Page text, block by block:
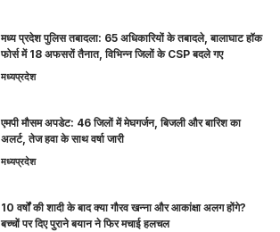
मध्य प्रदेश पुलिस तबादला: 65 अधिकारियों के तबादले, बालाघाट हॉक
फोर्स में 18 अफसरों तैनात, विभिन्न जिलों के CSP बदले गए
मध्यप्रदेश
एमपी मौसम अपडेट: 46 जिलों में मेघगर्जन, बिजली और बारिश का
अलर्ट, तेज हवा के साथ वर्षा जारी
मध्यप्रदेश
10 वर्षों की शादी के बाद क्या गौरव खन्ना और आकांक्षा अलग होंगे?
बच्चों पर दिए पुराने बयान ने फिर मचाई हलचल